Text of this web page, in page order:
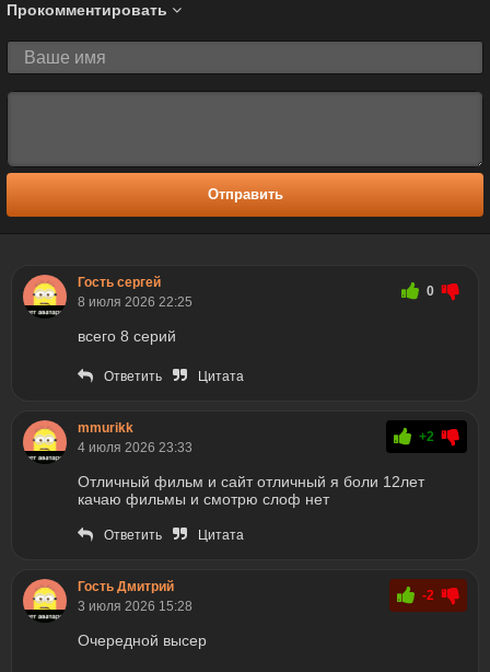
Прокомментировать
Отправить
Гость сергей
8 июля 2026 22:25
0
всего 8 серий
Ответить Цитата
mmurikk
4 июля 2026 23:33
+2
Отличный фильм и сайт отличный я боли 12лет
качаю фильмы и смотрю слоф нет
Ответить Цитата
Гость Дмитрий
3 июля 2026 15:28
-2
Очередной высер